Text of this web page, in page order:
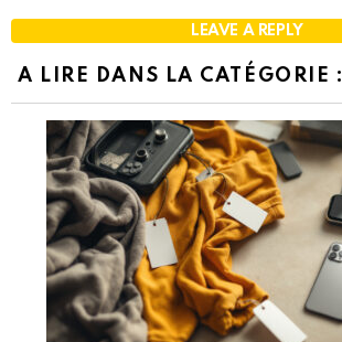
LEAVE A REPLY
A LIRE DANS LA CATÉGORIE :